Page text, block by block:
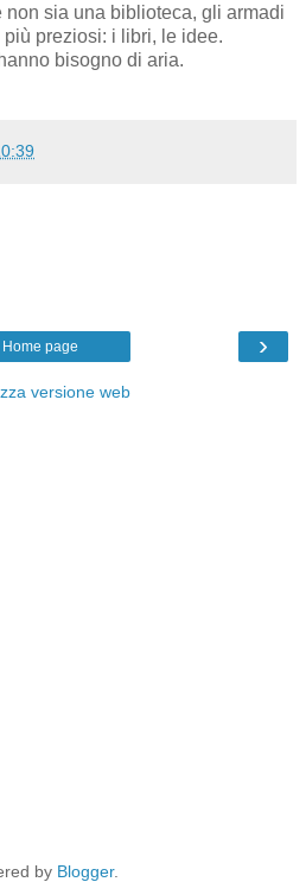
non sia una biblioteca, gli armadi
preziosi: i libri, le idee.
bisogno di aria.
›
Home page
versione web
by Blogger.